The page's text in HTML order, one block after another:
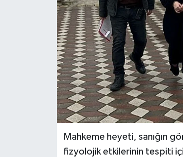
Mahkeme heyeti, sanığın
fizyolojik etkilerinin tespiti